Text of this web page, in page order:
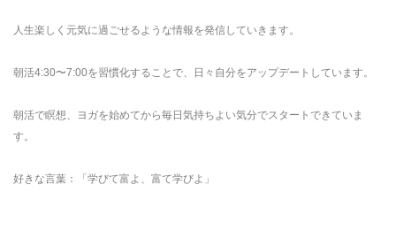
人生楽しく元気に過ごせるような情報を発信していきます。
朝活4:30〜7:00を習慣化することで、日々自分をアップデートしています。
朝活で瞑想、ヨガを始めてから毎日気持ちよい気分でスタートできていま
す。
好きな言葉：「学びて富よ、富て学びよ」